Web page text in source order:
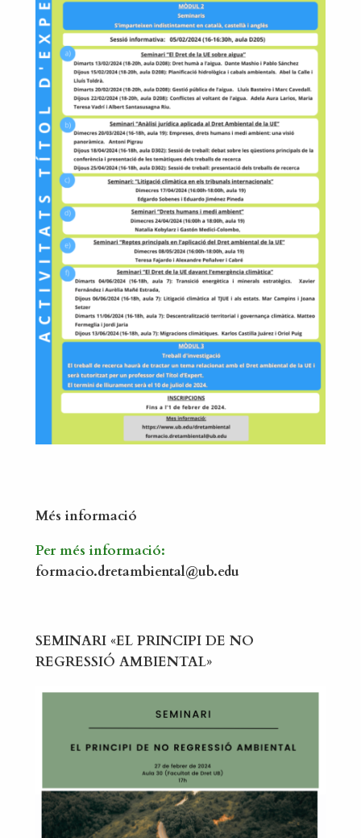
Més informació
Per més informació:
formacio.dretambiental@ub.edu
SEMINARI «EL PRINCIPI DE NO
REGRESSIÓ AMBIENTAL»